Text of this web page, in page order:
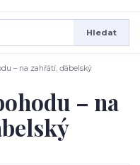
Hledat
– na zahřátí, ďábelský
– na